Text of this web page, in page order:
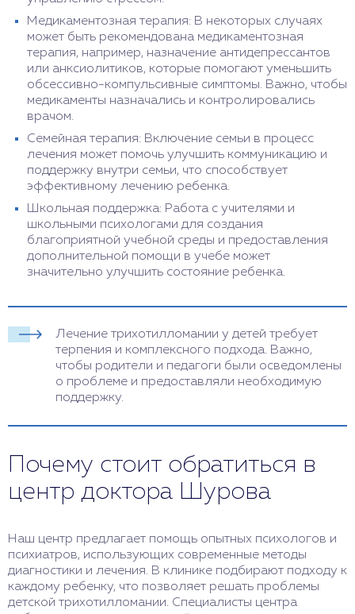
Медикаментозная терапия: В некоторых случаях
может быть рекомендована медикаментозная
терапия, например, назначение антидепрессантов
или анксиолитиков, которые помогают уменьшить
обсессивно-компульсивные симптомы. Важно, чтобы
медикаменты назначались и контролировались
врачом.
Семейная терапия: Включение семьи в процесс
лечения может помочь улучшить коммуникацию и
поддержку внутри семьи, что способствует
эффективному лечению ребенка.
Школьная поддержка: Работа с учителями и
школьными психологами для создания
благоприятной учебной среды и предоставления
дополнительной помощи в учебе может
значительно улучшить состояние ребенка.
Лечение трихотилломании у детей требует
терпения и комплексного подхода. Важно,
чтобы родители и педагоги были осведомлены
о проблеме и предоставляли необходимую
поддержку.
Почему стоит обратиться в
центр доктора Шурова
Наш центр предлагает помощь опытных психологов и
психиатров, использующих современные методы
диагностики и лечения. В клинике подбирают подходу к
каждому ребенку, что позволяет решать проблемы
детской трихотилломании. Специалисты центра